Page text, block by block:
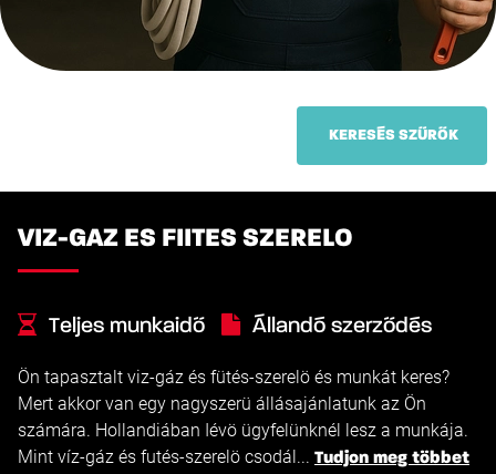
KERESÉS SZŰRŐK
VIZ-GAZ ES FIITES SZERELO
Teljes munkaidő Állandó szerződés
Ön tapasztalt viz-gáz és fütés-szerelö és munkát keres?
Mert akkor van egy nagyszerü állásajánlatunk az Ön
számára. Hollandiában Iévö ügyfelünknél lesz a munkája.
Mint víz-gáz és futés-szerelö csodál... Tudjon meg többet